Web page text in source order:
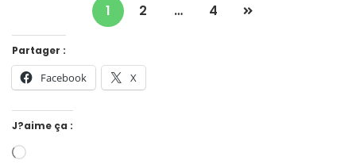
1 2 … 4
Partager :
Facebook X
J?aime ça :